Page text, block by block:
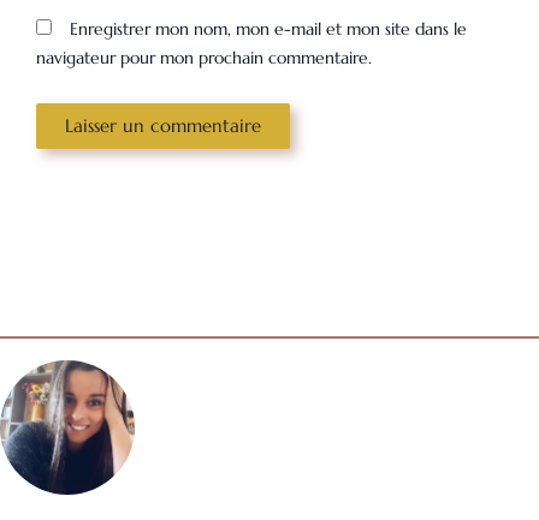
Enregistrer mon nom, mon e-mail et mon site dans le
navigateur pour mon prochain commentaire.